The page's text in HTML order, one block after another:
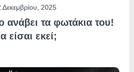
Δεκεμβρίου, 2025
ανάβει τα φωτάκια του!
είσαι εκεί;